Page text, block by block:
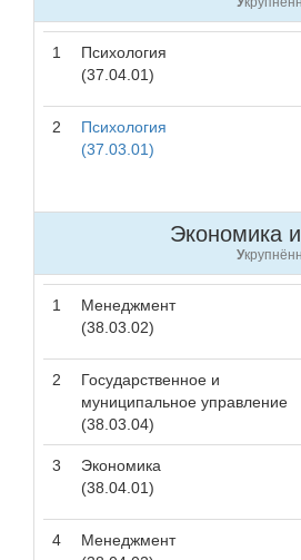
1
Психология
(37.04.01)
2
Психология
(37.03.01)
Экономика
У
1
Менеджмент
(38.03.02)
2
Государственное и
муниципальное управление
(38.03.04)
3
Экономика
(38.04.01)
4
Менеджмент